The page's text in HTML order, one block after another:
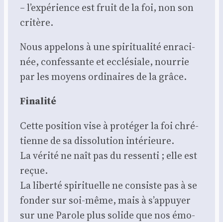
– l’expérience est fruit de la foi, non son
cri­tère.
Nous appe­lons à une spi­ri­tua­li­té enra­ci­
née, confes­sante et ecclé­siale, nour­rie
par les moyens ordi­naires de la grâce.
Fina­li­té
Cette posi­tion vise à pro­té­ger la foi chré­
tienne de sa dis­so­lu­tion inté­rieure.
La véri­té ne naît pas du res­sen­ti ; elle est
reçue.
La liber­té spi­ri­tuelle ne consiste pas à se
fon­der sur soi-même, mais à s’appuyer
sur une Parole plus solide que nos émo­